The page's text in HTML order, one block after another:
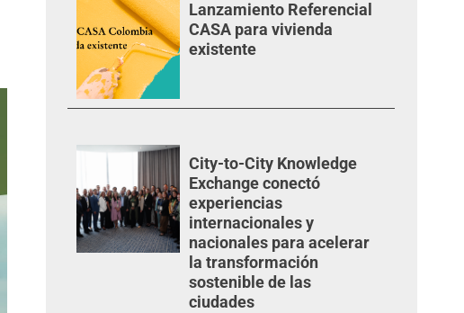
Lanzamiento Referencial
CASA para vivienda
existente
City-to-City Knowledge
Exchange conectó
experiencias
internacionales y
nacionales para acelerar
la transformación
sostenible de las
ciudades